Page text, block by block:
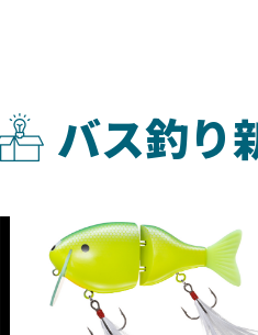
バス釣り